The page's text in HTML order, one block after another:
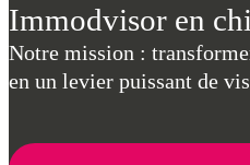
Immodvisor en
Notre mission :
en un levier puissant de